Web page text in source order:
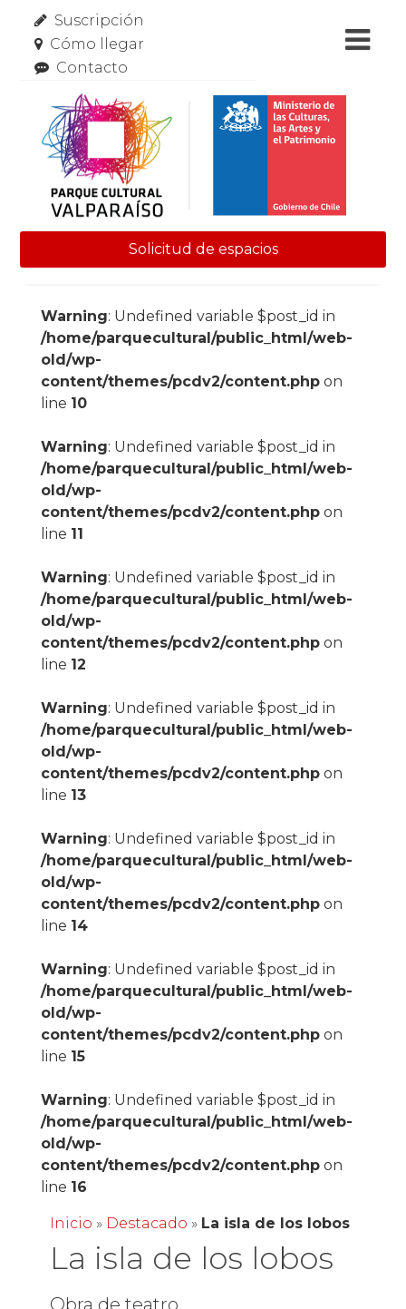
Suscripción
Cómo llegar
Contacto
Solicitud de espacios
Warning: Undefined variable $post_id in
/home/parquecultural/public_html/web-
old/wp-
content/themes/pcdv2/content.phpon
line 10
Warning: Undefined variable $post_id in
/home/parquecultural/public_html/web-
old/wp-
content/themes/pcdv2/content.phpon
line 11
Warning: Undefined variable $post_id in
/home/parquecultural/public_html/web-
old/wp-
content/themes/pcdv2/content.phpon
line 12
Warning: Undefined variable $post_id in
/home/parquecultural/public_html/web-
old/wp-
content/themes/pcdv2/content.phpon
line 13
Warning: Undefined variable $post_id in
/home/parquecultural/public_html/web-
old/wp-
content/themes/pcdv2/content.phpon
line 14
Warning: Undefined variable $post_id in
/home/parquecultural/public_html/web-
old/wp-
content/themes/pcdv2/content.phpon
line 15
Warning: Undefined variable $post_id in
/home/parquecultural/public_html/web-
old/wp-
content/themes/pcdv2/content.phpon
line 16
Inicio » Destacado » La isla de los lobos
La isla de los lobos
Obra de teatro